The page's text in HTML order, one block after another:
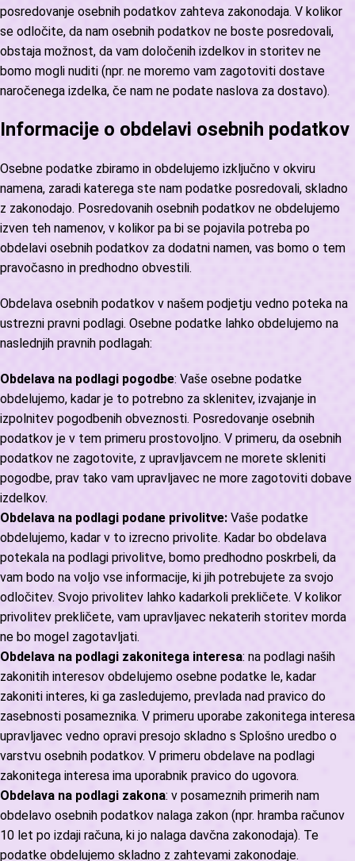
posredovanje osebnih podatkov zahteva zakonodaja. V kolikor
se odločite, da nam osebnih podatkov ne boste posredovali,
obstaja možnost, da vam določenih izdelkov in storitev ne
bomo mogli nuditi (npr. ne moremo vam zagotoviti dostave
naročenega izdelka, če nam ne podate naslova za dostavo).
Informacije o obdelavi osebnih podatkov
Osebne podatke zbiramo in obdelujemo izključno v okviru
namena, zaradi katerega ste nam podatke posredovali, skladno
z zakonodajo. Posredovanih osebnih podatkov ne obdelujemo
izven teh namenov, v kolikor pa bi se pojavila potreba po
obdelavi osebnih podatkov za dodatni namen, vas bomo o tem
pravočasno in predhodno obvestili.
Obdelava osebnih podatkov v našem podjetju vedno poteka na
ustrezni pravni podlagi. Osebne podatke lahko obdelujemo na
naslednjih pravnih podlagah:
Obdelava na podlagi pogodbe: Vaše osebne podatke
obdelujemo, kadar je to potrebno za sklenitev, izvajanje in
izpolnitev pogodbenih obveznosti. Posredovanje osebnih
podatkov je v tem primeru prostovoljno. V primeru, da osebnih
podatkov ne zagotovite, z upravljavcem ne morete skleniti
pogodbe, prav tako vam upravljavec ne more zagotoviti dobave
izdelkov.
Obdelava na podlagi podane privolitve: Vaše podatke
obdelujemo, kadar v to izrecno privolite. Kadar bo obdelava
potekala na podlagi privolitve, bomo predhodno poskrbeli, da
vam bodo na voljo vse informacije, ki jih potrebujete za svojo
odločitev. Svojo privolitev lahko kadarkoli prekličete. V kolikor
privolitev prekličete, vam upravljavec nekaterih storitev morda
ne bo mogel zagotavljati.
Obdelava na podlagi zakonitega interesa: na podlagi naših
zakonitih interesov obdelujemo osebne podatke le, kadar
zakoniti interes, ki ga zasledujemo, prevlada nad pravico do
zasebnosti posameznika. V primeru uporabe zakonitega interesa
upravljavec vedno opravi presojo skladno s Splošno uredbo o
varstvu osebnih podatkov. V primeru obdelave na podlagi
zakonitega interesa ima uporabnik pravico do ugovora.
Obdelava na podlagi zakona: v posameznih primerih nam
obdelavo osebnih podatkov nalaga zakon (npr. hramba računov
10 let po izdaji računa, ki jo nalaga davčna zakonodaja). Te
podatke obdelujemo skladno z zahtevami zakonodaje.